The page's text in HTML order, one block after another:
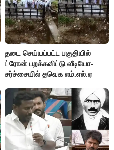
தடை செய்யப்பட்ட பகுதியில்
ட்ரோன் பறக்கவிட்டு வீடியோ-
சர்ச்சையில் தவெக எம்.எல்.ஏ